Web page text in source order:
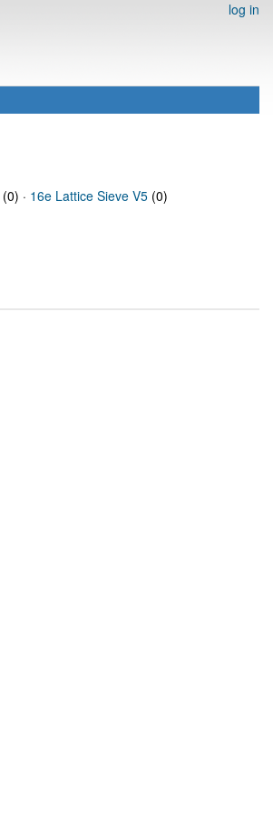
log in
(0) · 16e Lattice Sieve V5 (0)